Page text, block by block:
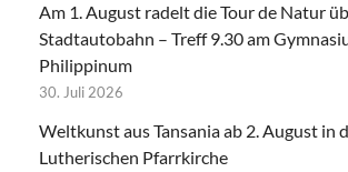
Am 1. August radelt die Tour de Natur
Stadtautobahn – Treff 9.30 am
Philippinum
30. Juli 2026
Weltkunst aus Tansania ab 2. August in
Lutherischen Pfarrkirche